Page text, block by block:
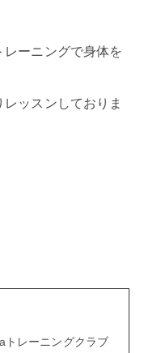
ーニングで身体を
ッスンしておりま
トレーニングクラブ